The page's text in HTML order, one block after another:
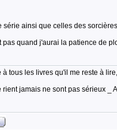
série ainsi que celles des
pas quand j'aurai la patience de
tous les livres qu'il me reste à
jamais ne sont pas sérieux _